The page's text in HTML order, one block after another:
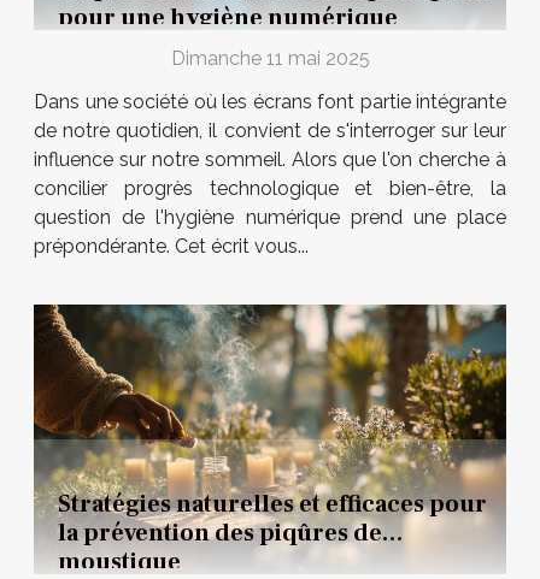
pour une hygiène numérique
Dimanche 11 mai 2025
Dans une société où les écrans font partie intégrante
de notre quotidien, il convient de s'interroger sur leur
influence sur notre sommeil. Alors que l'on cherche à
concilier progrès technologique et bien-être, la
question de l'hygiène numérique prend une place
prépondérante. Cet écrit vous...
Stratégies naturelles et efficaces pour
la prévention des piqûres de
moustique